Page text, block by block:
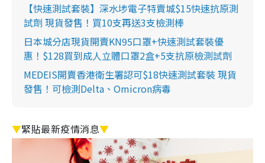
【快速測試套裝】深水埗電子特賣城$15快速抗原測
試劑 現貨發售！買10支再送3支檢測棒
日本城分店現貨開賣KN95口罩+快速測試套裝優
惠！$128買到成人立體口罩2盒+5支抗原檢測試劑
MEDEIS開賣香港衛生署認可$18快速測試套裝 現貨
發售！可檢測Delta、Omicron病毒
▼緊貼最新疫情消息▼